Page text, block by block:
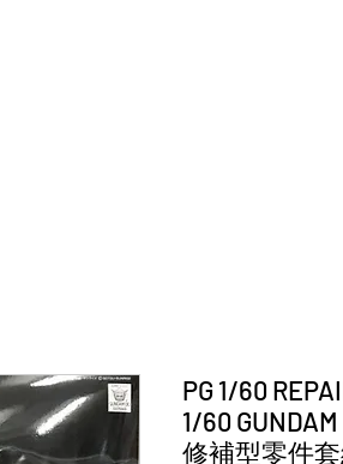
PG 1/60
1/60
修補型零件